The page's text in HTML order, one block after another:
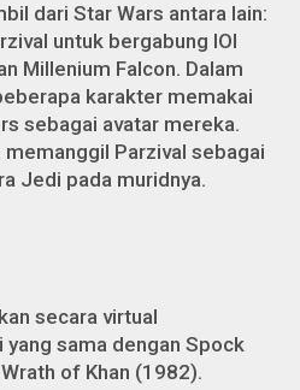
dariStar Wars antara lain:
untuk bergabung IOI
Millenium Falcon. Dalam
karakter memakai
sebagai avatar mereka.
memanggil Parzival sebagai
Jedi pada muridnya.
secara virtual
sama dengan Spock
of Khan (1982).